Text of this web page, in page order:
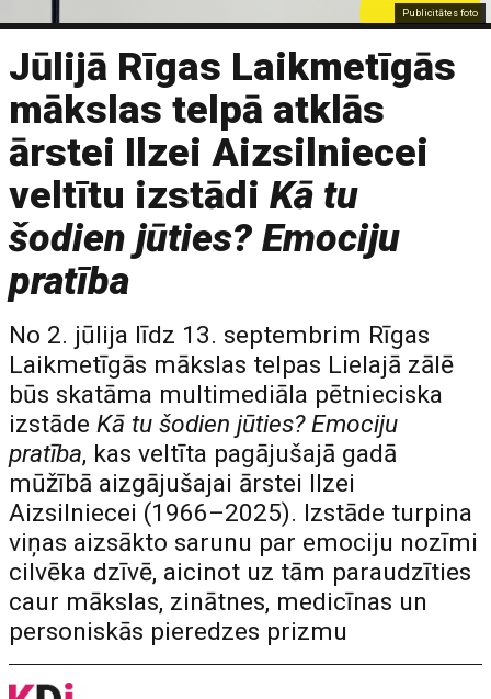
Publicitātes foto
Jūlijā Rīgas Laikmetīgās
mākslas telpā atklās
ārstei Ilzei Aizsilniecei
veltītu izstādiKā tu
šodien jūties? Emociju
pratība
No 2. jūlija līdz 13. septembrim Rīgas
Laikmetīgās mākslas telpas Lielajā zālē
būs skatāma multimediāla pētnieciska
izstādeKā tu šodien jūties? Emociju
pratība, kas veltīta pagājušajā gadā
mūžībā aizgājušajai ārstei Ilzei
Aizsilniecei (1966–2025). Izstāde turpina
viņas aizsākto sarunu par emociju nozīmi
cilvēka dzīvē, aicinot uz tām paraudzīties
caur mākslas, zinātnes, medicīnas un
personiskās pieredzes prizmu